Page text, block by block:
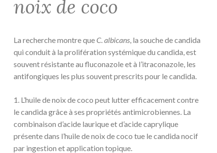
noix de coco
La recherche montre queC. albicans, la souche de candida
qui conduit à la prolifération systémique du candida, est
souvent résistante au fluconazole et à l’itraconazole, les
antifongiques les plus souvent prescrits pour le candida.
1. L’huile de noix de coco peut lutter efficacement contre
le candida grâce à ses propriétés antimicrobiennes. La
combinaison d’acide laurique et d’acide caprylique
présente dans l’huile de noix de coco tue le candida nocif
par ingestion et application topique.